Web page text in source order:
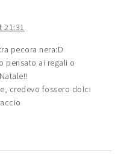
21:31
pecora nera:D
pensato ai regali o
credevo fossero dolci